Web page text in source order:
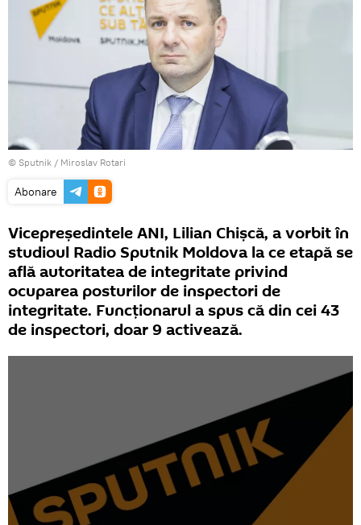
© Sputnik / Miroslav Rotari
Abonare
Vicepreședintele ANI, Lilian Chișcă, a vorbit în
studioul Radio Sputnik Moldova la ce etapă se
află autoritatea de integritate privind
ocuparea posturilor de inspectori de
integritate. Funcționarul a spus că din cei 43
de inspectori, doar 9 activează.